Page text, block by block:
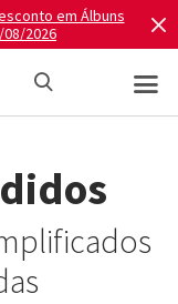
em Álbuns
2026